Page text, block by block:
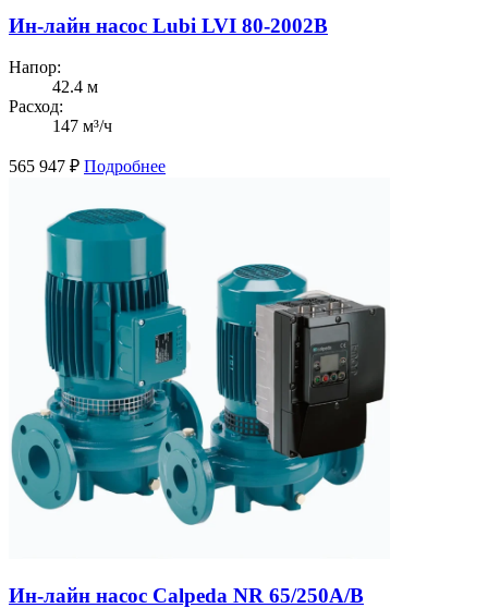
Ин-лайн насос Lubi LVI 80-2002B
Напор:
42.4 м
Расход:
147 м³/ч
565 947 ₽ Подробнее
Ин-лайн насос Calpeda NR 65/250A/B